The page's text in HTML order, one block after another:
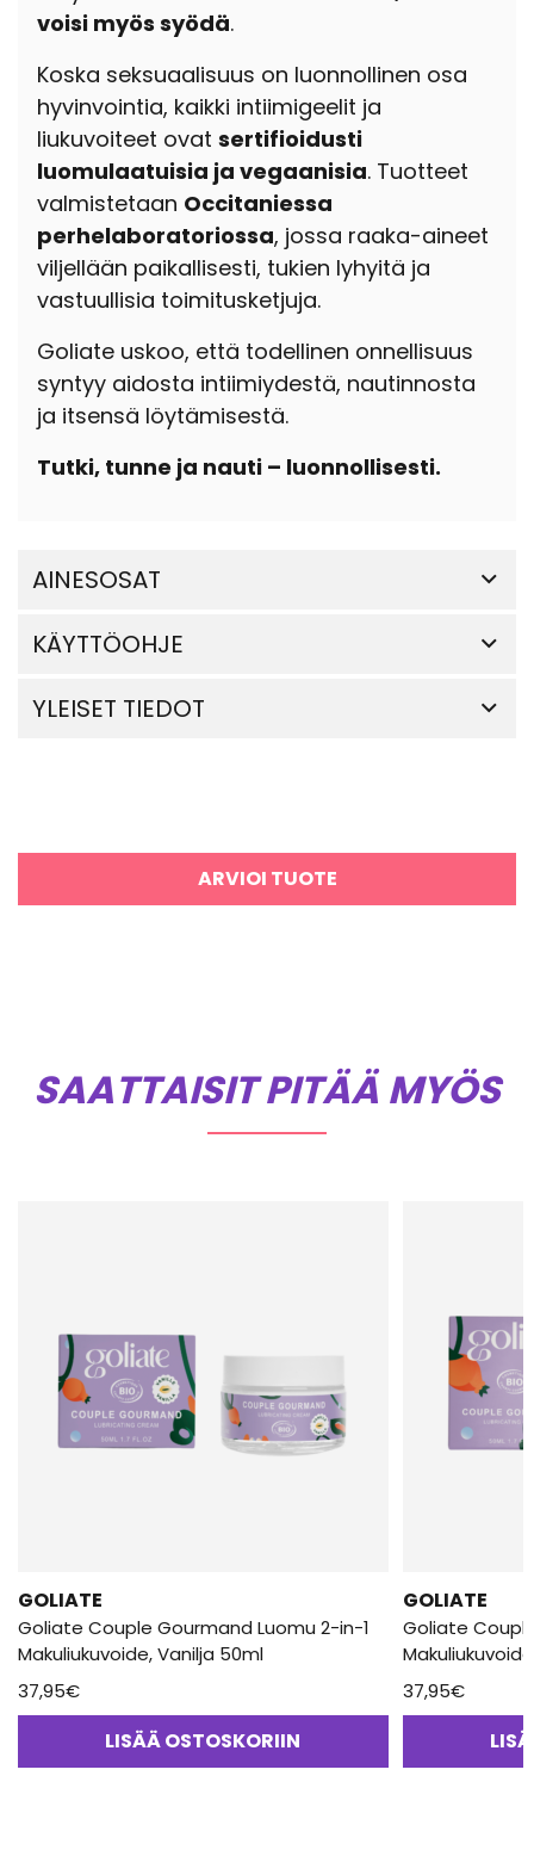
voisi myös syödä.
Koska seksuaalisuus on luonnollinen osa
hyvinvointia, kaikki intiimigeelit ja
liukuvoiteet ovat sertifioidusti
luomulaatuisia ja vegaanisia. Tuotteet
valmistetaan Occitaniessa
perhelaboratoriossa, jossa raaka-aineet
viljellään paikallisesti, tukien lyhyitä ja
vastuullisia toimitusketjuja.
Goliate uskoo, että todellinen onnellisuus
syntyy aidosta intiimiydestä, nautinnosta
ja itsensä löytämisestä.
Tutki, tunne ja nauti – luonnollisesti.
AINESOSAT
KÄYTTÖOHJE
YLEISET TIEDOT
ARVIOI TUOTE
SAATTAISIT PITÄÄ MYÖS
GOLIATE
Goliate Couple Gourmand Luomu 2-in-1
Makuliukuvoide, Vanilja 50ml
37,95€
LISÄÄ OSTOSKORIIN
GOLIATE
Goliate
37,95€